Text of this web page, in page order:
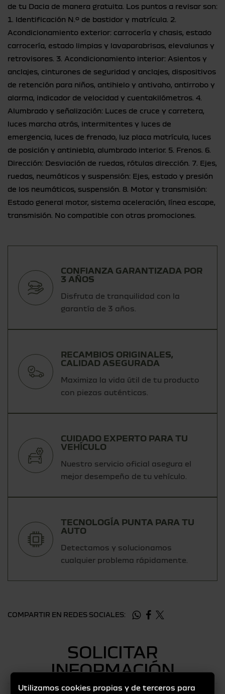
de tu Dacia de manera gratuita. Los puntos a revisar son:
1. Identificación N.º de bastidor y matrícula. 2.
Acondicionamiento exterior: carrocería y chasis, estado
carrocería, estado limpias y lavaparabrisas, elevalunas y
retrovisores. 3. Acondicionamiento interior: Asientos y
anclajes, cinturones de seguridad y anclajes, dispositivos
de retención para niños, antihielo y antivaho, antirrobo y
alarma, indicador de velocidad y cuentakilómetros. 4.
Alumbrado y señalización: Luces de cruce y carretera,
luces marcha atrás, intermitentes y luces de
emergencia, luces de frenado, luz placa matrícula, luces
de posición y antiniebla, alumbrado interior. 5. Frenos. 6.
Dirección: Desviación de ruedas, rótulas dirección. 7. Ejes,
ruedas, neumáticos y suspensión: Ejes, estado y presión
de los neumáticos, suspensión. 8. Motor y transmisión:
Estado general motor, sistema aceleración, línea escape,
transmisión. No compatible con otras promociones.
CONFIANZA GARANTIZADA POR
3 AÑOS
Disfruta de tranquilidad con la
garantía de 3 años.
RECAMBIOS ORIGINALES,
CALIDAD ASEGURADA
Maximiza la vida útil de tu producto
con piezas auténticas.
CUIDADO EXPERTO PARA TU
VEHÍCULO
Nuestro servicio oficial asegura el
mejor desempeño de tu vehículo.
TECNOLOGÍA PUNTA PARA TU
AUTO
Detectamos y solucionamos
cualquier problema rápidamente.
COMPARTIR EN REDES SOCIALES:
SOLICITAR
INFORMACIÓN
Utilizamos cookies propias y de terceros para